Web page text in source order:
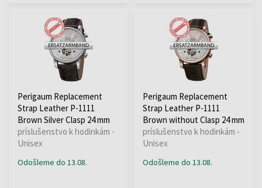
Perigaum Replacement
Strap Leather P-1111
Brown Silver Clasp 24 mm
príslušenstvo k hodinkám -
Unisex
Odošleme do 13.08.
Perigaum Replacement
Strap Leather P-1111
Brown without Clasp 24 mm
príslušenstvo k hodinkám -
Unisex
Odošleme do 13.08.